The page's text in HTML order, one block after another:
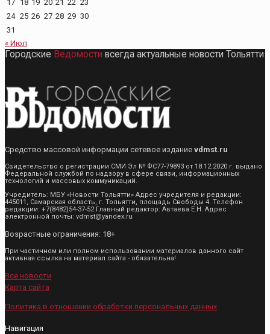
17 18 19 20 21 22 23
24 25 26 27 28 29 30
31
« Июл
Городские Ведомости всегда актуальные новости Тольятти
Средство массовой информации сетевое издание vdmst.ru
Свидетельство о регистрации СМИ Эл № ФС77-79893 от 18.12.2020 г. выдано
Федеральной службой по надзору в сфере связи, информационных
технологий и массовых коммуникаций.
Учредитель: МБУ «Новости Тольятти» Адрес учредителя и редакции:
445011, Самарская область, г. Тольятти, площадь Свободы 4. Телефон
редакции: +7(8482)54-37-52 Главный редактор: Автаева Е.Н. Адрес
электронной почты: vdmst@yandex.ru
Возрастные ограничения: 18+
При частичном или полном использовании материалов данного сайт
активная ссылка на материал сайта - обязательна!
Все новости
Карта сайта
Политика в отношении обработки персональных данных
Навигация